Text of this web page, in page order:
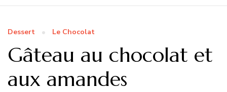
Dessert Le Chocolat
Gâteau au chocolat et
aux amandes